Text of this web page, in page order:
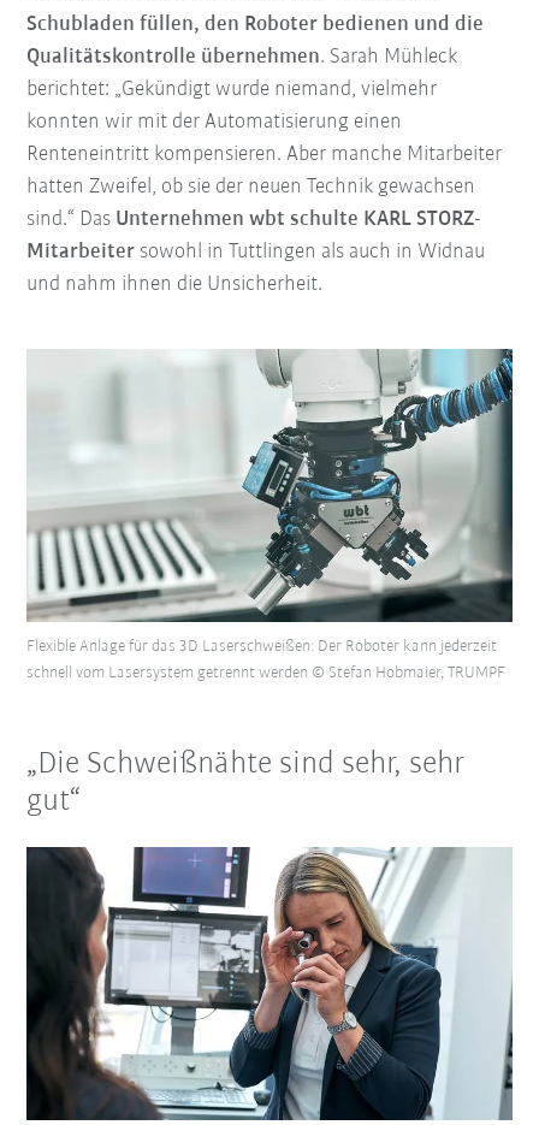
Schubladen füllen, den Roboter bedienen und die
Qualitätskontrolle übernehmen. Sarah Mühleck
berichtet: „Gekündigt wurde niemand, vielmehr
konnten wir mit der Automatisierung einen
Renteneintritt kompensieren. Aber manche Mitarbeiter
hatten Zweifel, ob sie der neuen Technik gewachsen
sind.“ Das Unternehmen wbt schulte KARL STORZ-
Mitarbeiter sowohl in Tuttlingen als auch in Widnau
und nahm ihnen die Unsicherheit.
Flexible Anlage für das 3D Laserschweißen: Der Roboter kann jederzeit
schnell vom Lasersystem getrennt werden © Stefan Hobmaier, TRUMPF
„Die Schweißnähte sind sehr, sehr
gut“